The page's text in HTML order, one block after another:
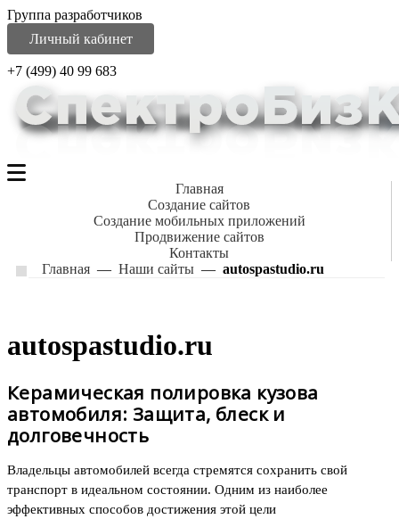
Группа разработчиков
Личный кабинет
+7 (499) 40 99 683
Главная
Создание сайтов
Создание мобильных приложений
Продвижение сайтов
Контакты
Главная— Наши сайты— autospastudio.ru
autospastudio.ru
Керамическая полировка кузова
автомобиля: Защита, блеск и
долговечность
Владельцы автомобилей всегда стремятся сохранить свой
транспорт в идеальном состоянии. Одним из наиболее
эффективных способов достижения этой цели